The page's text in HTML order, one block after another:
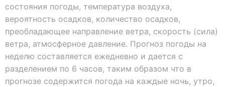
состояния погоды, температура воздуха,
вероятность осадков, количество осадков,
преобладающее направление ветра, скорость (сила)
ветра, атмосферное давление. Прогноз погоды на
неделю составляется ежедневно и дается с
разделением по 6 часов, таким образом что в
прогнозе содержится погода на каждые ночь, утро,